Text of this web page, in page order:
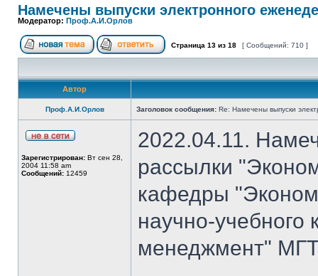
Намечены выпуски электронного
Модератор: Проф.А.И.Орлов
Страница 13 из 18 [ Сообщений: 710 ]
Автор
Проф.А.И.Орлов Заголовок сообщения: Re: Намечены выпуски
Зарегистрирован: Вт сен 28,
2004 11:58 am
Сообщений: 12459
2022.04.11.
рассылки
кафедры
научно-
менеджмент"